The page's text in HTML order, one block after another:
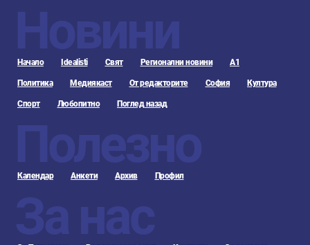
Новини
Начало Idealisti Свят Регионални новини А1
Политика Медиякаст От редакторите София Култура
Спорт Любопитно Поглед назад
Полезно
Календар Анкети Архив Профил
За нас